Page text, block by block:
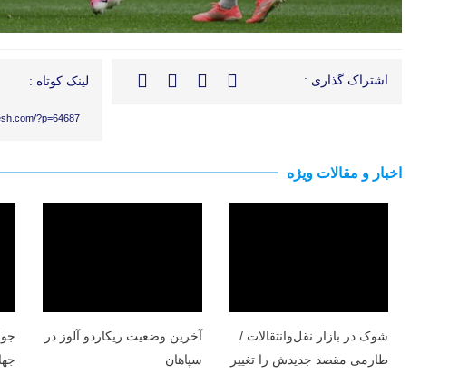
اشتراک گذاری : لینک کوتاه :
?p=64687
اخبار و مقالات ویژه
شوک در بازار نقل‌وانتقالات /
طارمی مقصد جدیدش را تغییر
آخرین وضعیت ریکاردو آلوز در
سپاهان